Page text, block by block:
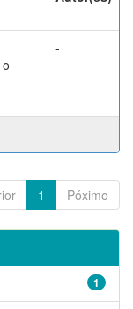
-
1 Póximo
1